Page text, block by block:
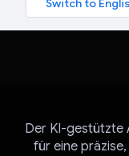
Der KI-gestützte
für eine